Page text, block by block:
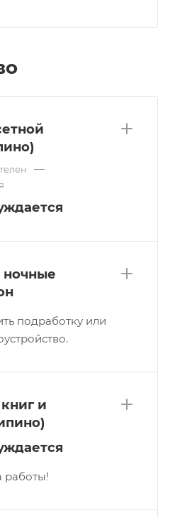
—
ночные
подработку или
и
работы!